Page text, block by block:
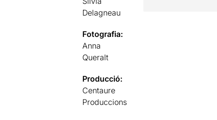
Delagneau
Fotografia:
Anna
Queralt
Producció:
Centaure
Produccions